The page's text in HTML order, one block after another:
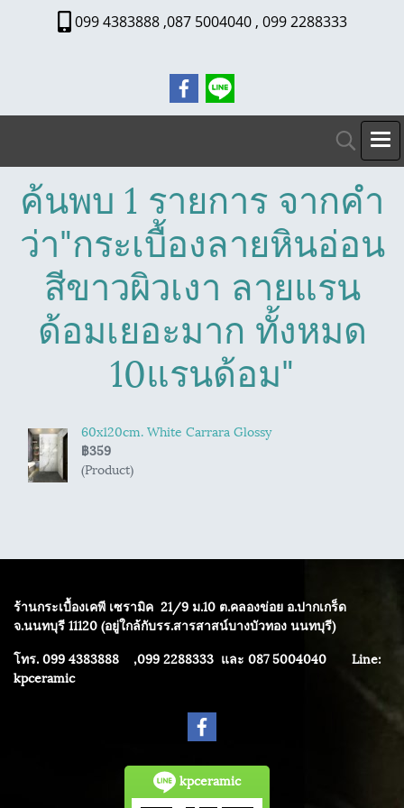
099 4383888 ,087 5004040 , 099 2288333
ค้นพบ 1 รายการ จากคำ
ว่า"กระเบื้องลายหินอ่อน
สีขาวผิวเงา ลายแรน
ด้อมเยอะมาก ทั้งหมด
10แรนด้อม"
60x120cm. White Carrara Glossy
฿359
(Product)
ร้านกระเบื้องเคพี เซรามิค 21/9 ม.10 ต.คลองข่อย อ.ปากเกร็ด
จ.นนทบุรี 11120 (อยู่ใกล้กับรร.สารสาสน์บางบัวทอง นนทบุรี)
โทร. 099 4383888 ,099 2288333 และ 087 5004040 Line:
kpceramic
kpceramic